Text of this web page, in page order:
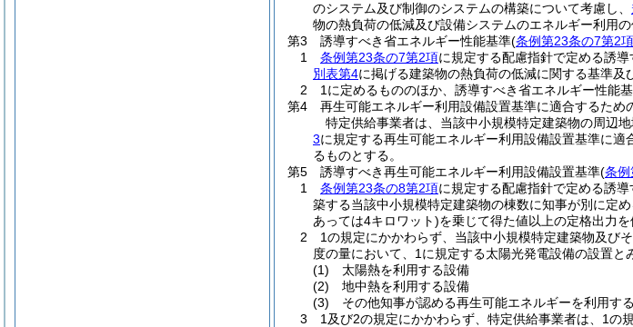
のシステム及び制御のシステムの構築について考慮し、
物の熱負荷の低減及び設備システムのエネルギー利用
第3 誘導すべき省エネルギー性能基準(条例第23条の7第2項
1 条例第23条の7第2項に規定する配慮指針で定める誘導
別表第4に掲げる建築物の熱負荷の低減に関する基準及
2 1に定めるもののほか、誘導すべき省エネルギー性能
第4 再生可能エネルギー利用設備設置基準に適合するため
特定供給事業者は、当該中小規模特定建築物の周辺
3に規定する再生可能エネルギー利用設備設置基準に
るものとする。
第5 誘導すべき再生可能エネルギー利用設備設置基準(条
1 条例第23条の8第2項に規定する配慮指針で定める誘
築する当該中小規模特定建築物の棟数に知事が別に定
あっては4キロワット)を乗じて得た値以上の定格出力
2 1の規定にかかわらず、当該中小規模特定建築物及び
度の量において、1に規定する太陽光発電設備の設置と
(1) 太陽熱を利用する設備
(2) 地中熱を利用する設備
(3) その他知事が認める再生可能エネルギーを利用す
3 1及び2の規定にかかわらず、特定供給事業者は、1の